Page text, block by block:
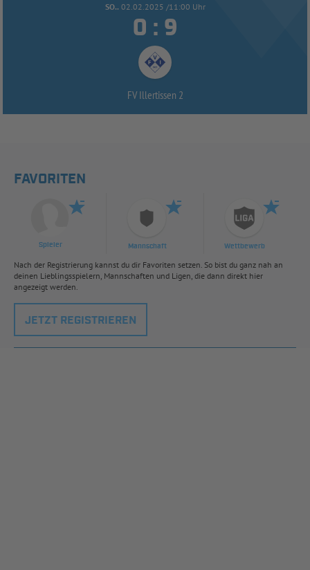
SO.. 02.02.2025 /11:00 Uhr
 : 
FV Illertissen 2
FAVORITEN
Spieler Mannschaft Wettbewerb
Nach der Registrierung kannst du dir Favoriten setzen. So bist du ganz nah an
deinen Lieblingsspielern, Mannschaften und Ligen, die dann direkt hier
angezeigt werden.
JETZT REGISTRIEREN